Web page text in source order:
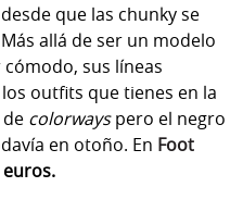
que las chunky se
allá de ser un modelo
sus líneas
outfits que tienes en la
colorwayspero el negro
en otoño. En Foot
euros.